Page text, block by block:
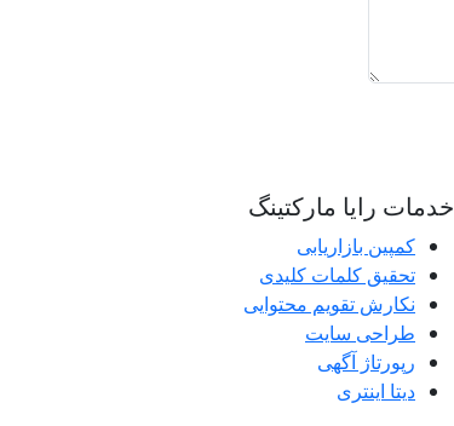
خدمات رایا مارکتینگ
کمپین بازاریابی
تحقیق کلمات کلیدی
نکارش تقویم محتوایی
طراحی سایت
رپورتاژ آگهی
دیتا اینتری